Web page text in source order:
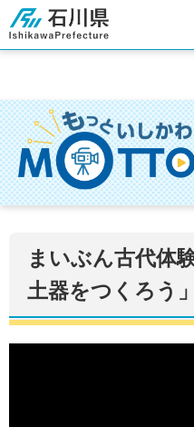
石川県
まいぶん古代体
土器をつくろう